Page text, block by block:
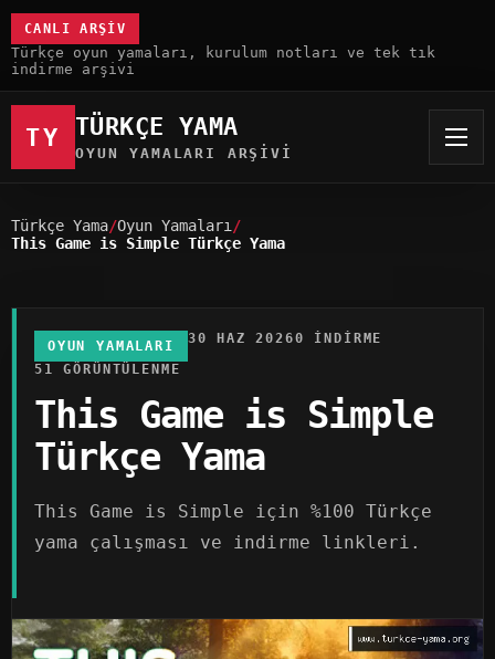
CANLI ARŞIV
Türkçe oyun yamaları, kurulum notları ve tek tık
indirme arşivi
TY TÜRKÇE YAMA
OYUN YAMALARI ARŞIVI
Türkçe Yama Oyun Yamaları
This Game is Simple Türkçe Yama
OYUN YAMALARI 30 HAZ 20260 INDIRME
51 GÖRÜNTÜLENME
This Game is Simple
Türkçe Yama
This Game is Simple için %100 Türkçe
yama çalışması ve indirme linkleri.